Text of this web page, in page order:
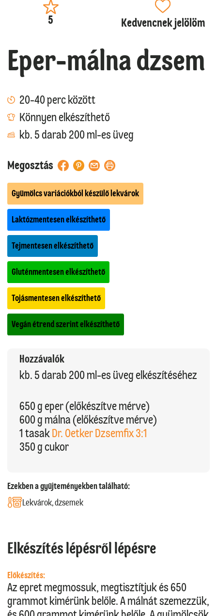
5 Kedvencnek jelölöm
Eper-málna dzsem
20-40 perc között
Könnyen elkészíthető
kb. 5 darab 200 ml-es üveg
Megosztás
Gyümölcs variációkból készülő lekvárok
Laktózmentesen elkészíthető
Tejmentesen elkészíthető
Gluténmentesen elkészíthető
Tojásmentesen elkészíthető
Vegán étrend szerint elkészíthető
Hozzávalók
kb. 5 darab 200 ml-es üveg elkészítéséhez
650 g eper (előkészítve mérve)
600 g málna (előkészítve mérve)
1 tasakDr. Oetker Dzsemfix 3:1
350 g cukor
Ezekben a gyűjteményekben található:
Lekvárok, dzsemek
Elkészítés lépésről lépésre
Előkészítés:
Az epret megmossuk, megtisztítjuk és 650
grammot kimérünk belőle. A málnát szemezzük,